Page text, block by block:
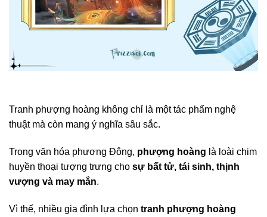
Tranh phượng hoàng không chỉ là một tác phẩm nghệ
thuật mà còn mang ý nghĩa sâu sắc.
Trong văn hóa phương Đông, phượng hoàng là loài chim
huyền thoại tượng trưng cho sự bất tử, tái sinh, thịnh
vượng và may mắn.
Vì thế, nhiều gia đình lựa chọn tranh phượng hoàng